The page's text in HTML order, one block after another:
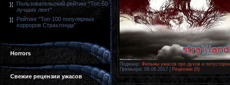
Пользовательский рейтинг "Топ-50
лучших лент"
Рейтинг "Топ-100 популярных
хорроров Страхлэнда"
Horrors
Свежие рецензии ужасов
Поджанр: Фильмы ужасов про духов и
Премьера: 08.06.2017 Рецензии (0)